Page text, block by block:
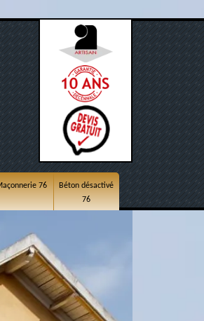
76
Béton désactivé
76